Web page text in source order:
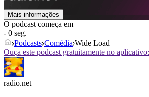
Mais informações
O podcast começa em
- 0 seg.
Podcasts Comédia Wide Load
Ouça este podcast gratuitamente no aplicativo:
radio.net